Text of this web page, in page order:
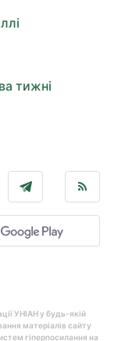
тижні
УНІАН у будь-якій
матеріалів сайту
гіперпосилання на